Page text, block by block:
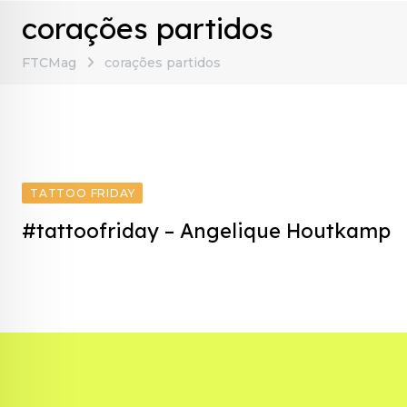
corações partidos
FTCMag corações partidos
TATTOO FRIDAY
#tattoofriday – Angelique Houtkamp